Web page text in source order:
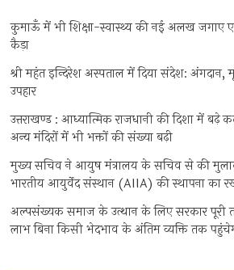
कुमाऊँ में भी शिक्षा-स्वास्थ्य की नई अलख जगाए
कैड़ा
श्री महंत इन्दिरेश अस्पताल में दिया संदेश:
उपहार
उत्तराखण्ड : आध्यात्मिक राजधानी की दिशा में बढ़े
अन्य मंदिरों में भी भक्तों की संख्या बढ़ी
मुख्य सचिव ने आयुष मंत्रालय के सचिव से की
भारतीय आयुर्वेद संस्थान (AIIA) की स्थापना का
अल्पसंख्यक समाज के उत्थान के लिए सरकार पूरी
लाभ बिना किसी भेदभाव के अंतिम व्यक्ति तक